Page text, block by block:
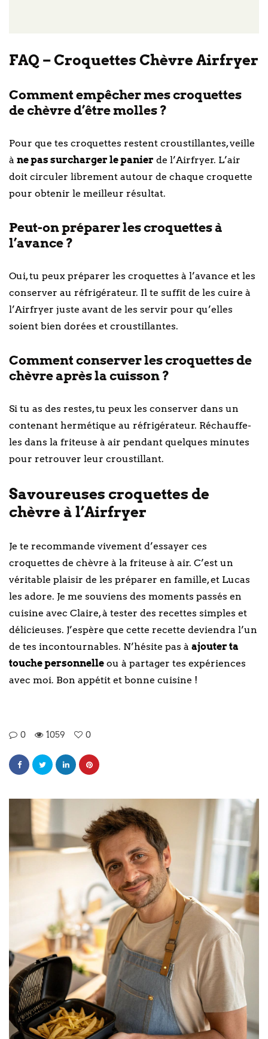
FAQ – Croquettes Chèvre Airfryer
Comment empêcher mes croquettes
de chèvre d’être molles ?
Pour que tes croquettes restent croustillantes, veille
à ne pas surcharger le panier de l’Airfryer. L’air
doit circuler librement autour de chaque croquette
pour obtenir le meilleur résultat.
Peut-on préparer les croquettes à
l’avance ?
Oui, tu peux préparer les croquettes à l’avance et les
conserver au réfrigérateur. Il te suffit de les cuire à
l’Airfryer juste avant de les servir pour qu’elles
soient bien dorées et croustillantes.
Comment conserver les croquettes de
chèvre après la cuisson ?
Si tu as des restes, tu peux les conserver dans un
contenant hermétique au réfrigérateur. Réchauffe-
les dans la friteuse à air pendant quelques minutes
pour retrouver leur croustillant.
Savoureuses croquettes de
chèvre à l’Airfryer
Je te recommande vivement d’essayer ces
croquettes de chèvre à la friteuse à air. C’est un
véritable plaisir de les préparer en famille, et Lucas
les adore. Je me souviens des moments passés en
cuisine avec Claire, à tester des recettes simples et
délicieuses. J’espère que cette recette deviendra l’un
de tes incontournables. N’hésite pas à ajouter ta
touche personnelle ou à partager tes expériences
avec moi. Bon appétit et bonne cuisine !
0 1059 0